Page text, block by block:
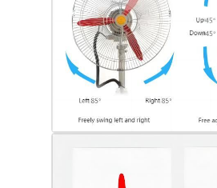
Luz a prueba de explosiones
ventilador a prueba de